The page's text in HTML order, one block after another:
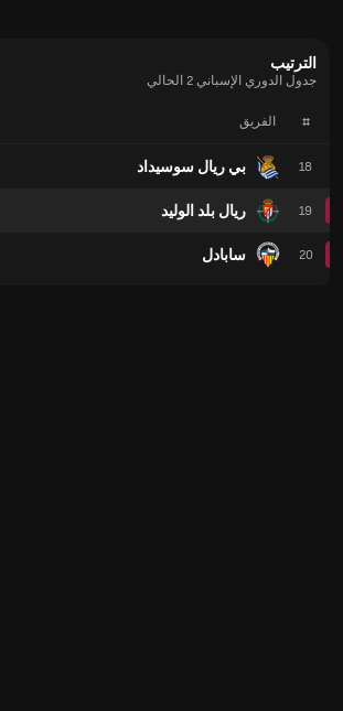
الترتيب
جدول الدوري الإسباني 2 الحالي
# الفريق
18 بي ريال سوسيداد
19 ريال بلد الوليد
20 سابادل